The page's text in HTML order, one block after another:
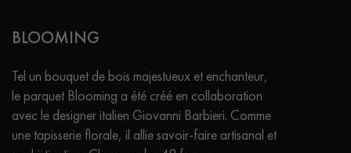
BLOOMING
Tel un bouquet de bois majestueux et enchanteur,
le parquet Blooming a été créé en collaboration
avec le designer italien Giovanni Barbieri. Comme
une tapisserie florale, il allie savoir-faire artisanal et